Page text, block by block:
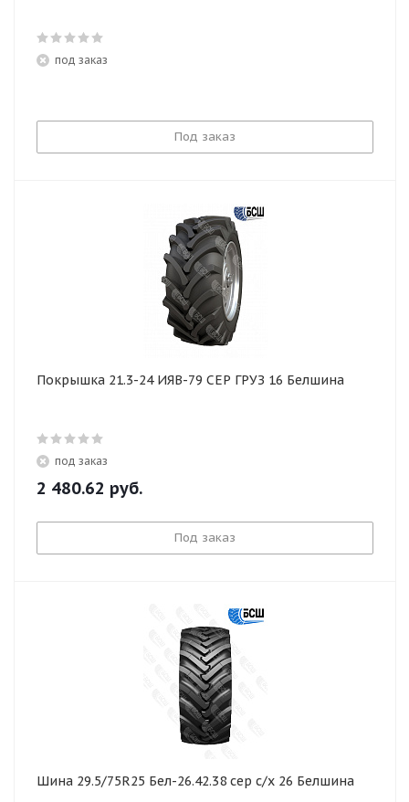
под заказ
Под заказ
Покрышка 21.3-24 ИЯВ-79 СЕР ГРУЗ 16 Белшина
под заказ
2 480.62 руб.
Под заказ
Шина 29.5/75R25 Бел-26.42.38 сер с/х 26 Белшина